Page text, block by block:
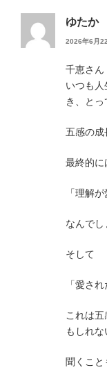
ゆたか
2026年6月
千恵さん
いつも
き、と
五感の成
最終的に
「理解
なんでし
そして
「愛さ
これは
もしれな
聞くこと